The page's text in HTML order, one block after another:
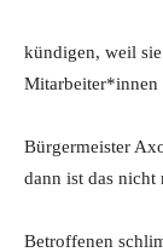
kündigen, weil
Mitarbeiter*innen
Bürgermeister
dann ist das nicht
Betroffenen